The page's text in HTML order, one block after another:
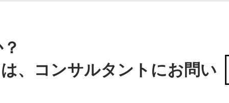
、コンサルタントにお問い